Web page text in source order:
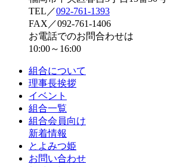
TEL／092-761-1393
FAX／092-761-1406
お電話でのお問合わせは
10:00～16:00
組合について
理事長挨拶
イベント
組合一覧
組合会員向け
新着情報
とよみつ姫
お問い合わせ